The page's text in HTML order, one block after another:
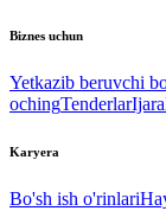
Biznes uchun
Yetkazib beruvchi
ochingTenderlarIjara
Karyera
Bo'sh ish o'rinlari